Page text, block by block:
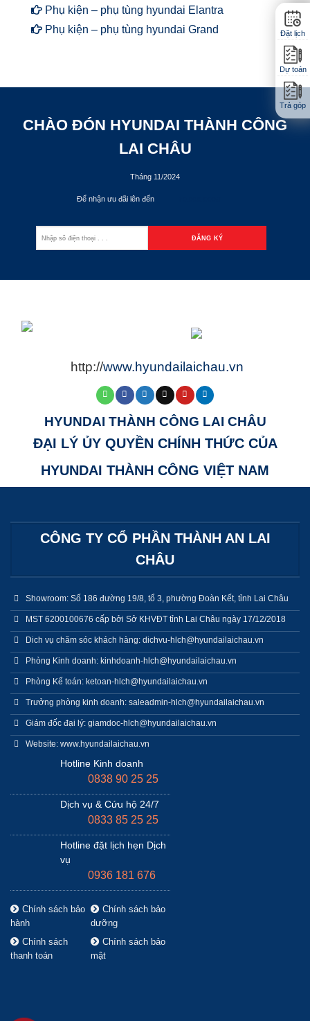
Phụ kiện – phụ tùng hyundai Elantra
Phụ kiện – phụ tùng hyundai Grand
CHÀO ĐÓN HYUNDAI THÀNH CÔNG
LAI CHÂU
Tháng 11/2024
Để nhận ưu đãi lên đến
http://www.hyundailaichau.vn
HYUNDAI THÀNH CÔNG LAI CHÂU
ĐẠI LÝ ỦY QUYỀN CHÍNH THỨC CỦA
HYUNDAI THÀNH CÔNG VIỆT NAM
CÔNG TY CỔ PHẦN THÀNH AN LAI
CHÂU
Showroom: Số 186 đường 19/8, tổ 3, phường Đoàn Kết, tỉnh Lai Châu
MST 6200100676 cấp bởi Sở KHVĐT tỉnh Lai Châu ngày 17/12/2018
Dich vụ chăm sóc khách hàng: dichvu-hlch@hyundailaichau.vn
Phòng Kinh doanh: kinhdoanh-hlch@hyundailaichau.vn
Phòng Kế toán: ketoan-hlch@hyundailaichau.vn
Trưởng phòng kinh doanh: saleadmin-hlch@hyundailaichau.vn
Giám đốc đại lý: giamdoc-hlch@hyundailaichau.vn
Website: www.hyundailaichau.vn
Hotline Kinh doanh
0838 90 25 25
Dịch vụ & Cứu hộ 24/7
0833 85 25 25
Hotline đặt lịch hẹn Dịch
vụ
0936 181 676
Chính sách bảo
hành
Chính sách bảo
dưỡng
Chính sách
thanh toán
Chính sách bảo
mật
Đặt lịch
Dự toán
Trả góp